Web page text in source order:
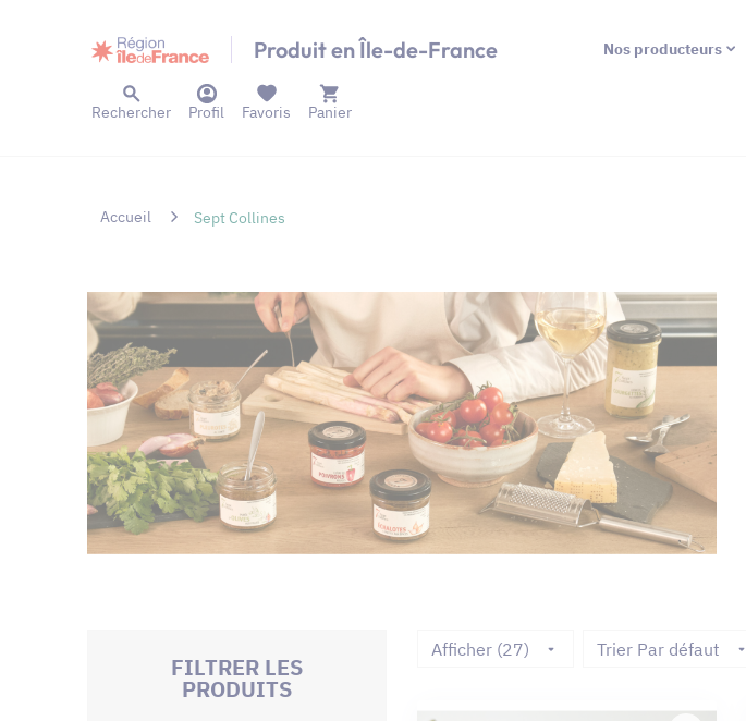
Produit en Île-de-France Nos producteurs
Rechercher Profil Panier
Favoris
Accueil Sept Collines
FILTRER LES
PRODUITS
Afficher (27) Trier Par défaut